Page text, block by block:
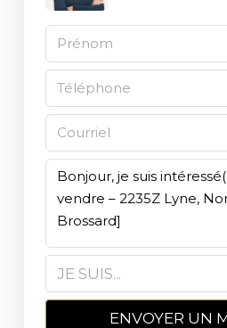
JE SUIS...
ENVOYER UN